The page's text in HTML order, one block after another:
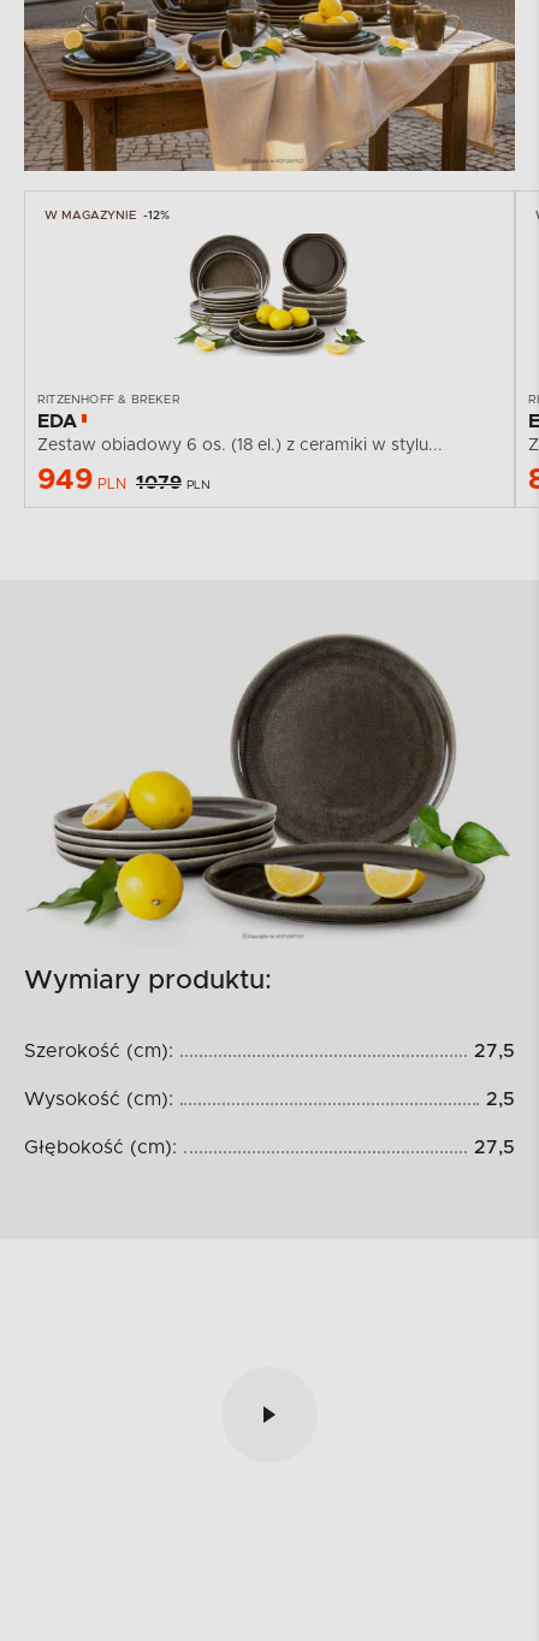
W MAGAZYNIE -12%
RITZENHOFF & BREKER
EDA
Zestaw obiadowy 6 os. (18 el.) z ceramiki w stylu...
949 PLN 1079 PLN
Wymiary produktu:
Szerokość (cm): 27,5
Wysokość (cm): 2,5
Głębokość (cm): 27,5